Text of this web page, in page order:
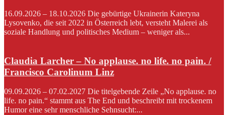
16.09.2026 – 18.10.2026 Die gebürtige Ukrainerin Kateryna
Lysovenko, die seit 2022 in Österreich lebt, versteht Malerei als
soziale Handlung und politisches Medium – weniger als...
Claudia Larcher – No applause. no life. no pain. /
Francisco Carolinum Linz
09.09.2026 – 07.02.2027 Die titelgebende Zeile „No applause. no
life. no pain.“ stammt aus The End und beschreibt mit trockenem
Humor eine sehr menschliche Sehnsucht:...